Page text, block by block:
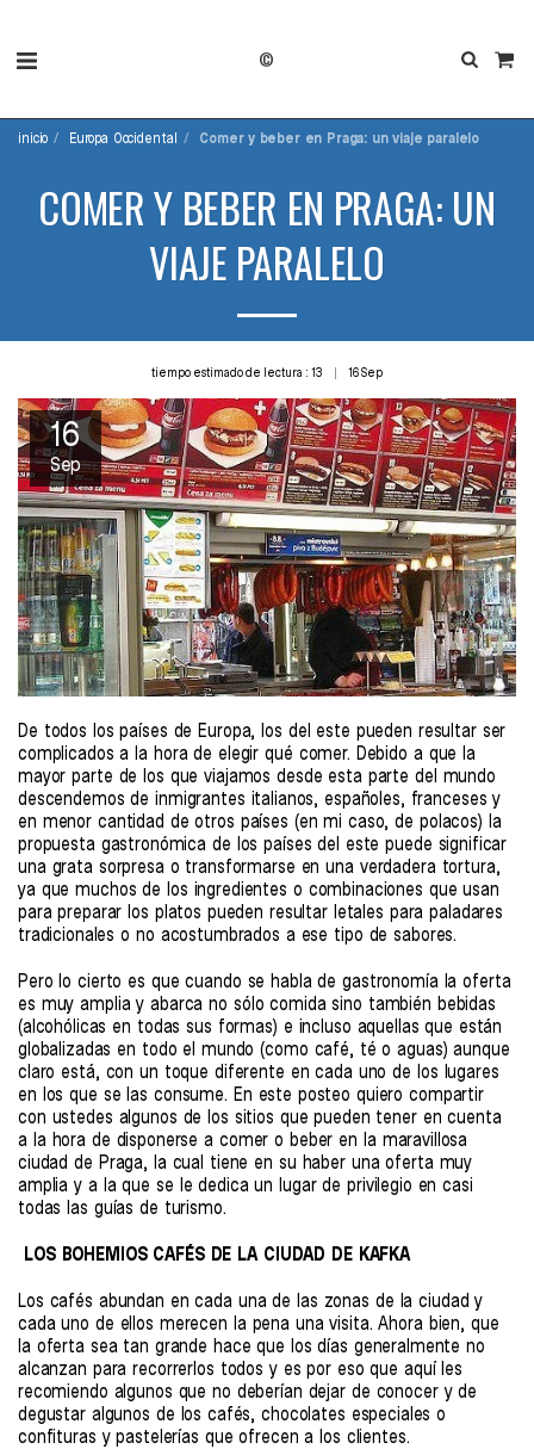
©
inicio Europa Occidental Comer y beber en Praga: un viaje paralelo
COMER Y BEBER EN PRAGA: UN
VIAJE PARALELO
tiempo estimado de lectura : 13 16Sep
16
Sep
De todos los países de Europa, los del este pueden resultar ser
complicados a la hora de elegir qué comer. Debido a que la
mayor parte de los que viajamos desde esta parte del mundo
descendemos de inmigrantes italianos, españoles, franceses y
en menor cantidad de otros países (en mi caso, de polacos) la
propuesta gastronómica de los países del este puede significar
una grata sorpresa o transformarse en una verdadera tortura,
ya que muchos de los ingredientes o combinaciones que usan
para preparar los platos pueden resultar letales para paladares
tradicionales o no acostumbrados a ese tipo de sabores.
Pero lo cierto es que cuando se habla de gastronomía la oferta
es muy amplia y abarca no sólo comida sino también bebidas
(alcohólicas en todas sus formas) e incluso aquellas que están
globalizadas en todo el mundo (como café, té o aguas) aunque
claro está, con un toque diferente en cada uno de los lugares
en los que se las consume. En este posteo quiero compartir
con ustedes algunos de los sitios que pueden tener en cuenta
a la hora de disponerse a comer o beber en la maravillosa
ciudad de Praga, la cual tiene en su haber una oferta muy
amplia y a la que se le dedica un lugar de privilegio en casi
todas las guías de turismo.
LOS BOHEMIOS CAFÉS DE LA CIUDAD DE KAFKA
Los cafés abundan en cada una de las zonas de la ciudad y
cada uno de ellos merecen la pena una visita. Ahora bien, que
la oferta sea tan grande hace que los días generalmente no
alcanzan para recorrerlos todos y es por eso que aquí les
recomiendo algunos que no deberían dejar de conocer y de
degustar algunos de los cafés, chocolates especiales o
confituras y pastelerías que ofrecen a los clientes.